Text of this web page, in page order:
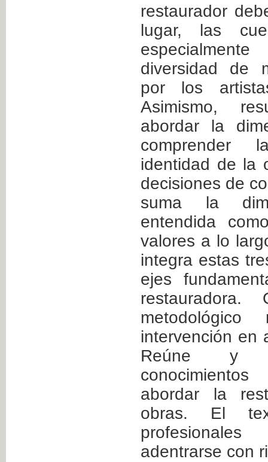
restaurador
lugar, las
diversidad de
por los
Asimismo,
abordar la
comprender
identidad de la
decisiones de
suma la
entendida
valores a lo
integra estas
ejes
intervención en
Reúne y
abordar la
obras. El
adentrarse con